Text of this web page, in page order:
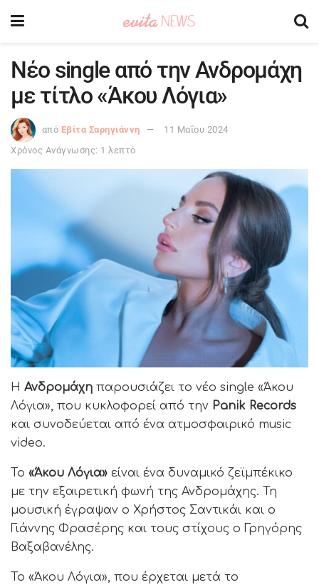
Νέο single από την Ανδρομάχη
με τίτλο «Άκου Λόγια»
από Εβίτα Σαρηγιάννη
11 Μαΐου 2024
Χρόνος Ανάγνωσης: 1 λεπτό
Η Ανδρομάχη παρουσιάζει το νέο single «Άκου
Λόγια», που κυκλοφορεί από την Panik Records
και συνοδεύεται από ένα ατμοσφαιρικό music
video.
Το «Άκου Λόγια» είναι ένα δυναμικό ζεϊμπέκικο
με την εξαιρετική φωνή της Ανδρομάχης. Τη
μουσική έγραψαν ο Χρήστος Σαντικάι και ο
Γιάννης Φρασέρης και τους στίχους ο Γρηγόρης
Βαξαβανέλης.
Το «Άκου Λόγια», που έρχεται μετά το